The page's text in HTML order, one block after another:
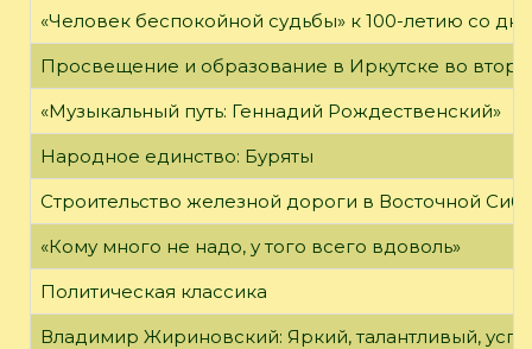
«Человек беспокойной судьбы» к 100-летию со
Просвещение и образование в Иркутске во
«Музыкальный путь: Геннадий Рождественский»
Народное единство: Буряты
Строительство железной дороги в Восточной
«Кому много не надо, у того всего вдоволь»
Политическая классика
Владимир Жириновский: Яркий, талантливый,